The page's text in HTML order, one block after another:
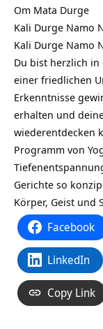
Om Mata Durge
Kali Durge Namo
Kali Durge Namo
Du bist herzlich
einer friedlichen
Erkenntnisse
erhalten und
wiederentdecken
Programm von
Gerichte so
Körper, Geist und
Facebook
LinkedIn
Copy Link